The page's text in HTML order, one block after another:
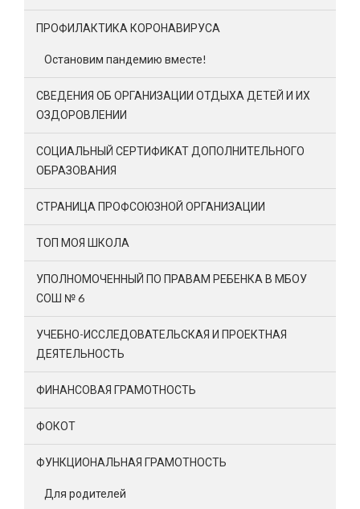
ПРОФИЛАКТИКА КОРОНАВИРУСА
Остановим пандемию вместе!
СВЕДЕНИЯ ОБ ОРГАНИЗАЦИИ ОТДЫХА ДЕТЕЙ И ИХ
ОЗДОРОВЛЕНИИ
СОЦИАЛЬНЫЙ СЕРТИФИКАТ ДОПОЛНИТЕЛЬНОГО
ОБРАЗОВАНИЯ
СТРАНИЦА ПРОФСОЮЗНОЙ ОРГАНИЗАЦИИ
ТОП МОЯ ШКОЛА
УПОЛНОМОЧЕННЫЙ ПО ПРАВАМ РЕБЕНКА В МБОУ
СОШ № 6
УЧЕБНО-ИССЛЕДОВАТЕЛЬСКАЯ И ПРОЕКТНАЯ
ДЕЯТЕЛЬНОСТЬ
ФИНАНСОВАЯ ГРАМОТНОСТЬ
ФОКОТ
ФУНКЦИОНАЛЬНАЯ ГРАМОТНОСТЬ
Для родителей